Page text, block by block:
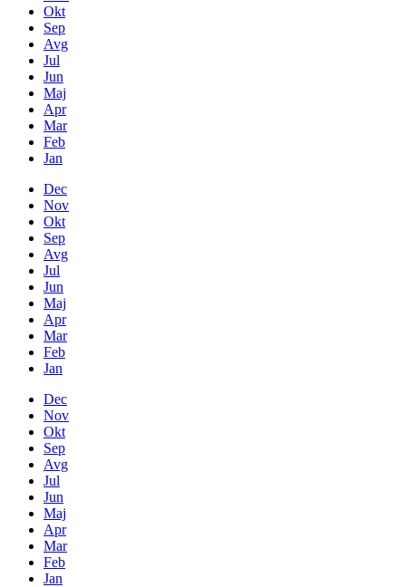
Okt
Sep
Avg
Jul
Jun
Maj
Apr
Mar
Feb
Jan
Dec
Nov
Okt
Sep
Avg
Jul
Jun
Maj
Apr
Mar
Feb
Jan
Dec
Nov
Okt
Sep
Avg
Jul
Jun
Maj
Apr
Mar
Feb
Jan